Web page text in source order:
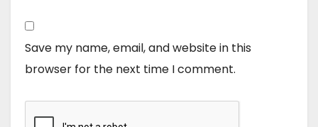
Save my name, email, and website in this
browser for the next time I comment.